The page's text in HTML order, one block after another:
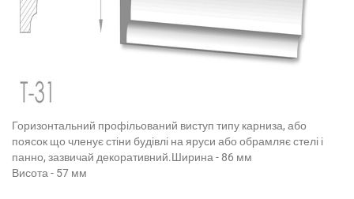
Горизонтальний профільований виступ типу карниза, або
поясок що членує стіни будівлі на яруси або обрамляє стелі і
панно, зазвичай декоративний.Ширина - 86 мм
Висота - 57 мм